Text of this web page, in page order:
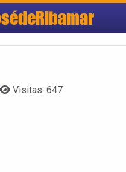
Visitas: 647